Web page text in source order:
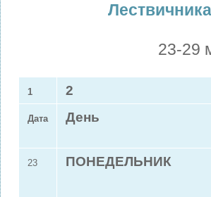
Лествичника
23-29
1 2
Дата День
23 ПОНЕДЕЛЬНИК